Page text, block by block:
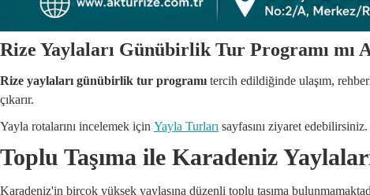
Rize Yaylaları Günübirlik Tur Programı mı
Rize yaylaları günübirlik tur programı tercih edildiğinde ulaşım,
çıkarır.
Yayla rotalarını incelemek için Yayla Turları sayfasını ziyaret edebilirsiniz.
Toplu Taşıma ile Karadeniz
Karadeniz'in birçok yüksek yaylasına düzenli toplu taşıma